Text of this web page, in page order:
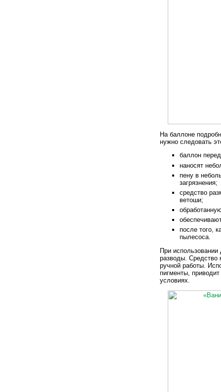
На баллоне
нужно следовать
баллон
наносят
пену в
загрязнения;
средство
ветоши;
после того,
пылесоса.
При
разводы. Средство
ручной работы.
пигменты,
условиях.